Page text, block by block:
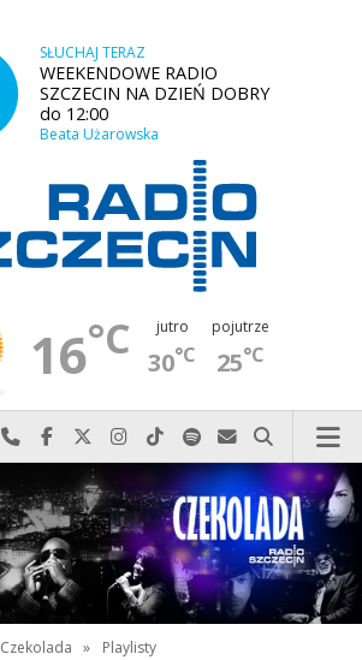
SŁUCHAJ TERAZ
WEEKENDOWE RADIO
SZCZECIN NA DZIEŃ DOBRY
do 12:00
Beata Użarowska
16°C jutro
30°C
pojutrze
25°C
Najlepiej po prostu do nas zadzwoń
Odwiedź nas na Facebook-u
Odwiedź nas na X
Odwiedź nas na Instagram-ie
Odwiedź nas na TikTok-u
Szukaj nas na Spotify
Wyślij do nas
Szukaj
Czekolada » Playlisty